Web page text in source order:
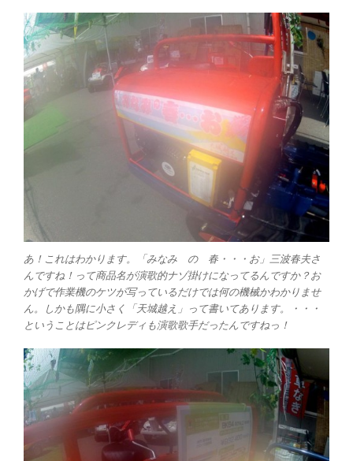
あ！これはわかります。「みなみ の 春・・・お」三波春夫さ
んですね！って商品名が演歌的ナゾ掛けになってるんですか？お
かげで作業機のケツが写っているだけでは何の機械かわかりませ
ん。しかも隅に小さく「天城越え」って書いてあります。・・・
ということはピンクレディも演歌歌手だったんですねっ！